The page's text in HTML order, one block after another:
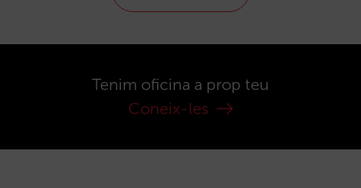
Tenim oficina a prop teu
Coneix-les